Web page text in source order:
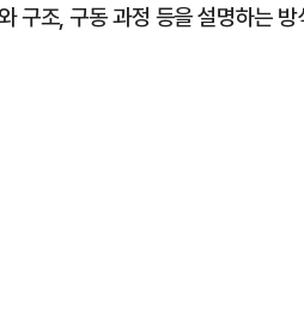
구조, 구동 과정 등을 설명하는 방